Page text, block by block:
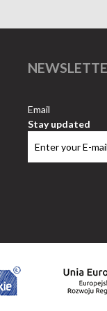
Email
Stay updated